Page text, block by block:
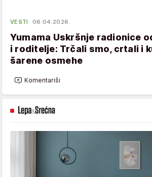
VESTI 06.04.2026.
Yumama Uskršnje radionice
i roditelje: Trčali smo, crtali i
šarene osmehe
Komentariši